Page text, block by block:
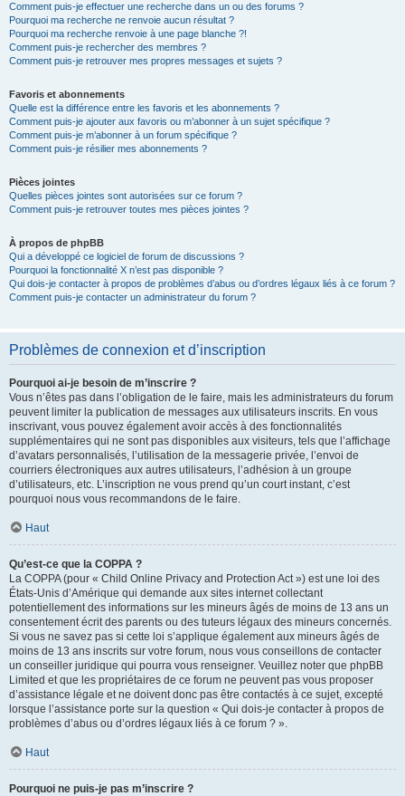
Comment puis-je effectuer une recherche dans un ou des forums ?
Pourquoi ma recherche ne renvoie aucun résultat ?
Pourquoi ma recherche renvoie à une page blanche ?!
Comment puis-je rechercher des membres ?
Comment puis-je retrouver mes propres messages et sujets ?
Favoris et abonnements
Quelle est la différence entre les favoris et les abonnements ?
Comment puis-je ajouter aux favoris ou m’abonner à un sujet spécifique ?
Comment puis-je m’abonner à un forum spécifique ?
Comment puis-je résilier mes abonnements ?
Pièces jointes
Quelles pièces jointes sont autorisées sur ce forum ?
Comment puis-je retrouver toutes mes pièces jointes ?
À propos de phpBB
Qui a développé ce logiciel de forum de discussions ?
Pourquoi la fonctionnalité X n’est pas disponible ?
Qui dois-je contacter à propos de problèmes d’abus ou d’ordres légaux liés à ce forum ?
Comment puis-je contacter un administrateur du forum ?
Problèmes de connexion et d’inscription
Pourquoi ai-je besoin de m’inscrire ?
Vous n’êtes pas dans l’obligation de le faire, mais les administrateurs du forum
peuvent limiter la publication de messages aux utilisateurs inscrits. En vous
inscrivant, vous pouvez également avoir accès à des fonctionnalités
supplémentaires qui ne sont pas disponibles aux visiteurs, tels que l’affichage
d’avatars personnalisés, l’utilisation de la messagerie privée, l’envoi de
courriers électroniques aux autres utilisateurs, l’adhésion à un groupe
d’utilisateurs, etc. L’inscription ne vous prend qu’un court instant, c’est
pourquoi nous vous recommandons de le faire.
Haut
Qu’est-ce que la COPPA ?
La COPPA (pour « Child Online Privacy and Protection Act ») est une loi des
États-Unis d’Amérique qui demande aux sites internet collectant
potentiellement des informations sur les mineurs âgés de moins de 13 ans un
consentement écrit des parents ou des tuteurs légaux des mineurs concernés.
Si vous ne savez pas si cette loi s’applique également aux mineurs âgés de
moins de 13 ans inscrits sur votre forum, nous vous conseillons de contacter
un conseiller juridique qui pourra vous renseigner. Veuillez noter que phpBB
Limited et que les propriétaires de ce forum ne peuvent pas vous proposer
d’assistance légale et ne doivent donc pas être contactés à ce sujet, excepté
lorsque l’assistance porte sur la question « Qui dois-je contacter à propos de
problèmes d’abus ou d’ordres légaux liés à ce forum ? ».
Haut
Pourquoi ne puis-je pas m’inscrire ?